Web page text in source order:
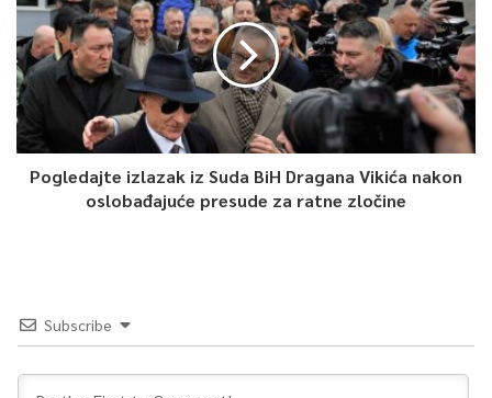
Pogledajte izlazak iz Suda BiH Dragana Vikića nakon
oslobađajuće presude za ratne zločine
Subscribe